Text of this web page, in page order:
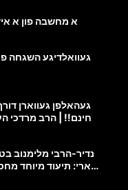
א מחשבה פון א
געוואלדיגע השגחה
געהאלפן געווארן
חינם!! | הרב מרדכי
נדיר-הרבי מלימנוב
ארי: תיעוד מיוחד